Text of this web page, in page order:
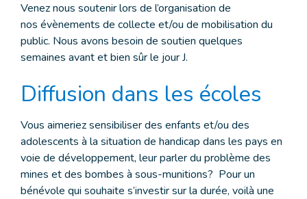
Venez nous soutenir lors de l’organisation de
nos évènements de collecte et/ou de mobilisation du
public. Nous avons besoin de soutien quelques
semaines avant et bien sûr le jour J.
Diffusion dans les écoles
Vous aimeriez sensibiliser des enfants et/ou des
adolescents à la situation de handicap dans les pays en
voie de développement, leur parler du problème des
mines et des bombes à sous-munitions? Pour un
bénévole qui souhaite s’investir sur la durée, voilà une